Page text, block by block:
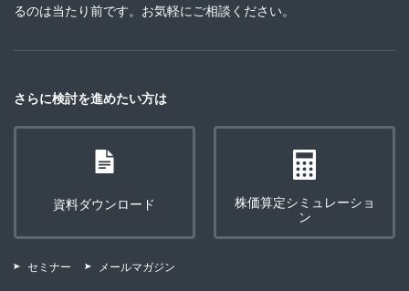
るのは当たり前です。お気軽にご相談ください。
さらに検討を進めたい方は
資料ダウンロード
株価算定シミュレーショ
ン
セミナー メールマガジン